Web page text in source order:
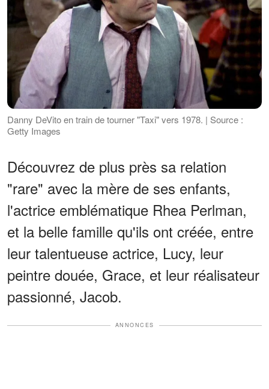
Danny DeVito en train de tourner "Taxi" vers 1978. | Source :
Getty Images
Découvrez de plus près sa relation
"rare" avec la mère de ses enfants,
l'actrice emblématique Rhea Perlman,
et la belle famille qu'ils ont créée, entre
leur talentueuse actrice, Lucy, leur
peintre douée, Grace, et leur réalisateur
passionné, Jacob.
ANNONCES